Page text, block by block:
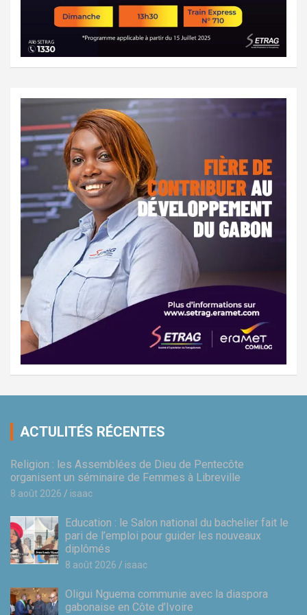
ACTULITÉS RÉCENTES
Religion : les Assemblées de Dieu de Pentecôte
organisent un séminaire de Femmes à Libreville
8 août 2026 isaac
Education : le Salon national du bachelier fait le
pari de l’emploi pour guider les nouveaux
diplômés
8 août 2026 isaac
Oligui Nguema communie avec la diaspora
gabonaise en Côte d’Ivoire